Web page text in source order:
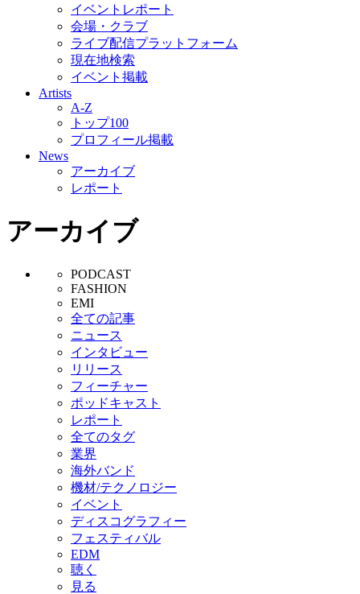
イベントレポート
会場・クラブ
ライブ配信プラットフォーム
現在地検索
イベント掲載
Artists
A-Z
トップ100
プロフィール掲載
News
アーカイブ
レポート
アーカイブ
PODCAST
FASHION
EMI
全ての記事
ニュース
インタビュー
リリース
フィーチャー
ポッドキャスト
レポート
全てのタグ
業界
海外バンド
機材/テクノロジー
イベント
ディスコグラフィー
フェスティバル
EDM
聴く
見る